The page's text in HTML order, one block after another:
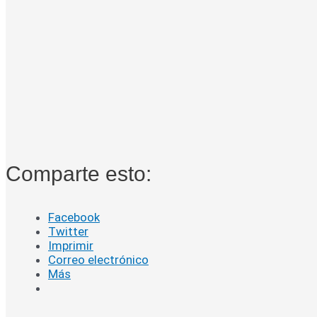
Comparte esto:
Facebook
Twitter
Imprimir
Correo electrónico
Más